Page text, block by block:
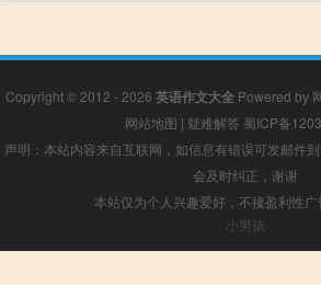
Copyright © 2012 - 2026 英语作文大全Powered by
网站地图 | 疑难解答 蜀ICP备
声明：本站内容来自互联网，如信息有错误可发邮件
会及时纠正，谢谢
本站仅为个人兴趣爱好，不接盈利性
小男孩